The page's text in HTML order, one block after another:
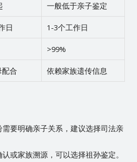
一般低于亲子鉴定
日 1-3个工作日
>99%
合 依赖家族遗传信息
要明确亲子关系，建议选择司法亲
或家族溯源，可以选择祖孙鉴定。